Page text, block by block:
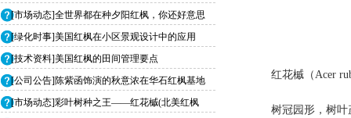
[市场动态]全世界都在种夕阳红枫，你还好意思
[绿化时事]美国红枫在小区景观设计中的应用
[技术资料]美国红枫的田间管理要点
[公司公告]陈紫函饰演的秋意浓在华石红枫基地
[市场动态]彩叶树种之王——红花槭(北美红枫
红花槭（Acer
树冠园形，树